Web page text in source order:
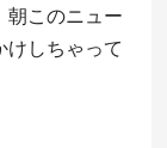
朝このニュー
けしちゃって